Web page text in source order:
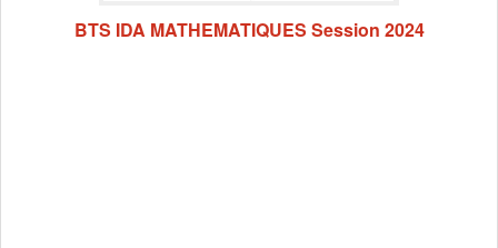
BTS IDA MATHEMATIQUES Session 2024